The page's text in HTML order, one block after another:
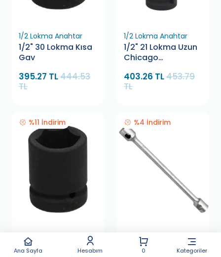
Ana Sayfa Hesabım 0 Kategoriler
1/2 Lokma Anahtar
1/2" 30 Lokma Kısa
Gav
395.27 TL444.53
TL
1/2 Lokma Anahtar
1/2" 21 Lokma Uzun
Chicago
403.26 TL453.79
TL
%11 İndirim
1/2 Lokma Anahtar
1/2" 30 Lokma Kısa
%4 İndirim
Bijon Anahtarı
Bijon Anahtarı 32